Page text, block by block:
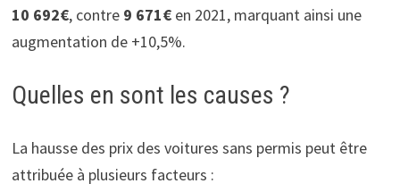
10 692€, contre 9 671€en 2021, marquant ainsi une
augmentation de +10,5%.
Quelles en sont les causes ?
La hausse des prix des voitures sans permis peut être
attribuée à plusieurs facteurs :